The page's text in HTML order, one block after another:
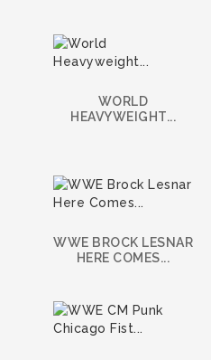
WORLD
HEAVYWEIGHT...
WWE BROCK LESNAR
HERE COMES...